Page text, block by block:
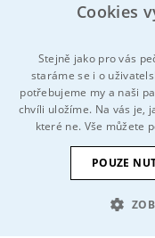
Kariéra
Reference
Kontaktujte nás
© 2026
VOP
Cookies
Stejně jako pro vás
staráme se i o
potřebujeme my a naši
chvíli uložíme. Na vás je,
které ne. Vše můžete
POUZE